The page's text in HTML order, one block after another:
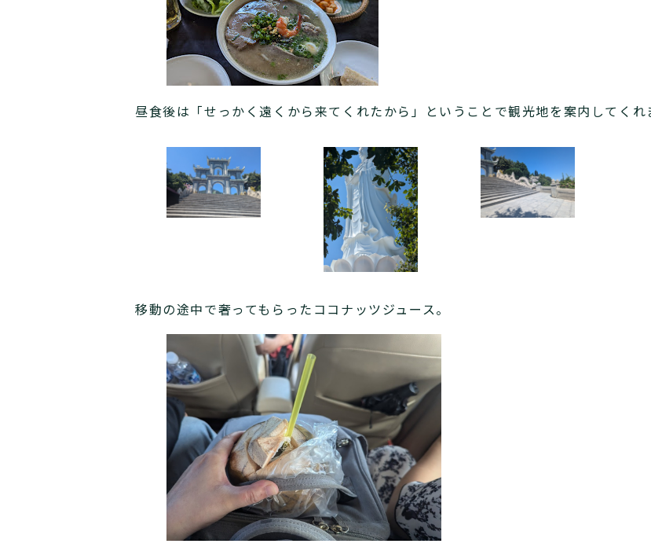
昼食後は「せっかく遠くから来てくれたから」ということで観光地を案内してくれ
移動の途中で奢ってもらったココナッツジュース。